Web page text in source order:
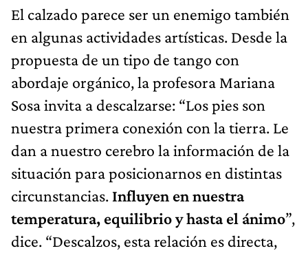
El calzado parece ser un enemigo también
en algunas actividades artísticas. Desde la
propuesta de un tipo de tango con
abordaje orgánico, la profesora Mariana
Sosa invita a descalzarse: “Los pies son
nuestra primera conexión con la tierra. Le
dan a nuestro cerebro la información de la
situación para posicionarnos en distintas
circunstancias. Influyen en nuestra
temperatura, equilibrio y hasta el ánimo”,
dice. “Descalzos, esta relación es directa,